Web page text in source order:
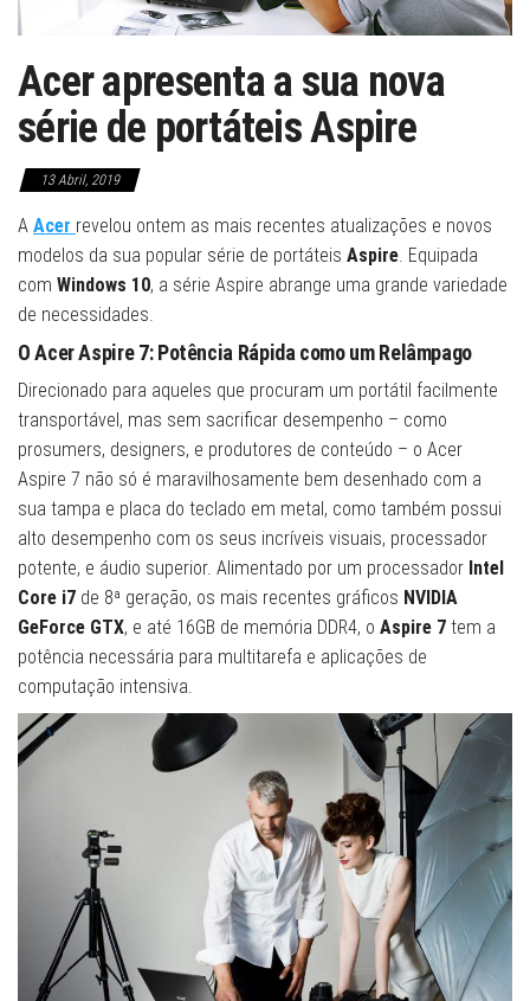
Acer apresenta a sua nova
série de portáteis Aspire
13 Abril, 2019
A Acer revelou ontem as mais recentes atualizações e novos
modelos da sua popular série de portáteis Aspire. Equipada
com Windows 10, a série Aspire abrange uma grande variedade
de necessidades.
O Acer Aspire 7: Potência Rápida como um Relâmpago
Direcionado para aqueles que procuram um portátil facilmente
transportável, mas sem sacrificar desempenho – como
prosumers, designers, e produtores de conteúdo – o Acer
Aspire 7 não só é maravilhosamente bem desenhado com a
sua tampa e placa do teclado em metal, como também possui
alto desempenho com os seus incríveis visuais, processador
potente, e áudio superior. Alimentado por um processador Intel
Core i7 de 8ª geração, os mais recentes gráficos NVIDIA
GeForce GTX, e até 16GB de memória DDR4, o Aspire 7 tem a
potência necessária para multitarefa e aplicações de
computação intensiva.